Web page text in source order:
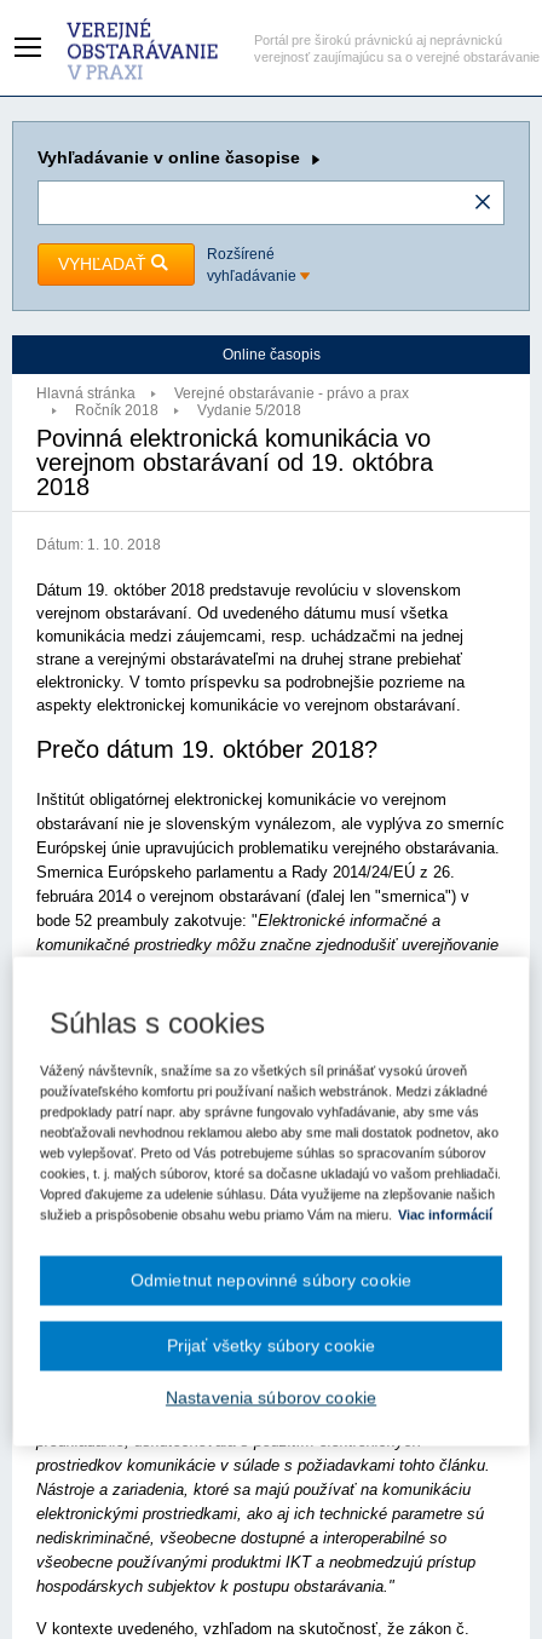
Portál pre širokú právnickú aj neprávnickú
verejnosť zaujímajúcu sa o verejné obstarávanie
Vyhľadávanie v online časopise
VYHĽADAŤ
Rozšírené
vyhľadávanie
Online časopis
Hlavná stránka
Verejné obstarávanie - právo a prax
Ročník 2018
Vydanie 5/2018
Povinná elektronická komunikácia vo
verejnom obstarávaní od 19. októbra
2018
Dátum: 1. 10. 2018
Dátum 19. október 2018 predstavuje revolúciu v slovenskom
verejnom obstarávaní. Od uvedeného dátumu musí všetka
komunikácia medzi záujemcami, resp. uchádzačmi na jednej
strane a verejnými obstarávateľmi na druhej strane prebiehať
elektronicky. V tomto príspevku sa podrobnejšie pozrieme na
aspekty elektronickej komunikácie vo verejnom obstarávaní.
Prečo dátum 19. október 2018?
Inštitút obligatórnej elektronickej komunikácie vo verejnom
obstarávaní nie je slovenským vynálezom, ale vyplýva zo smerníc
Európskej únie upravujúcich problematiku verejného obstarávania.
Smernica Európskeho parlamentu a Rady 2014/24/EÚ z 26.
februára 2014 o verejnom obstarávaní (ďalej len "smernica") v
bode 52 preambuly zakotvuje: "Elektronické informačné a
komunikačné prostriedky môžu značne zjednodušiť uverejňovanie
komunikácie a výmeny informácií v postupoch obstarávania,
subjektov na postupoch obstarávania na celom vnútornom trhu. Na
tieto účely by malo byť povinné zasielanie oznámení v
elektronickej forme, elektronická dostupnosť súťažných podkladov
a (po prechodnom období 30 mesiacov) úplná elektronická
komunikácia, t.j. komunikácia elektronickými prostriedkami vo
všetkých fázach postupu vrátane zasielania žiadostí o účasť a
najmä zasielania ponúk (elektronické predkladanie). Členské štáty
oblasti ešte ďalej, ak si to želajú."
Predmetná proklamácia preambuly sa premieta aj do normatívneho
textu smernice, kde sú v článku 22 zakotvené pravidlá platné v
oblasti komunikácie:
"Členské štáty zabezpečia, aby sa celá komunikácia a výmena
predkladanie, uskutočňovala s použitím elektronických
prostriedkov komunikácie v súlade s požiadavkami tohto článku.
Nástroje a zariadenia, ktoré sa majú používať na komunikáciu
elektronickými prostriedkami, ako aj ich technické parametre sú
nediskriminačné, všeobecne dostupné a interoperabilné so
všeobecne používanými produktmi IKT a neobmedzujú prístup
hospodárskych subjektov k postupu obstarávania."
V kontexte uvedeného, vzhľadom na skutočnosť, že zákon č.
Súhlas s cookies
Vážený návštevník, snažíme sa zo všetkých síl prinášať vysokú úroveň
používateľského komfortu pri používaní našich webstránok. Medzi základné
predpoklady patrí napr. aby správne fungovalo vyhľadávanie, aby sme vás
neobťažovali nevhodnou reklamou alebo aby sme mali dostatok podnetov, ako
web vylepšovať. Preto od Vás potrebujeme súhlas so spracovaním súborov
cookies, t. j. malých súborov, ktoré sa dočasne ukladajú vo vašom prehliadači.
Vopred ďakujeme za udelenie súhlasu. Dáta využijeme na zlepšovanie našich
služieb a prispôsobenie obsahu webu priamo Vám na mieru.
Viac informácií
Nastavenia súborov cookie
Odmietnut nepovinné súbory cookie
Prijať všetky súbory cookie